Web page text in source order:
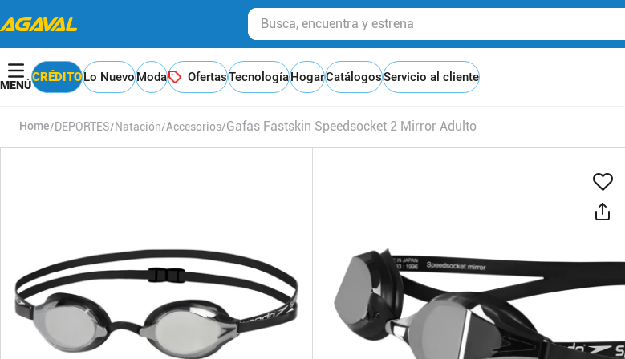
Busca, encuentra y estrena
CRÉDITOLo NuevoModa OfertasTecnologíaHogarCatálogosServicio al cliente
DEPORTES Natación Accesorios Gafas Fastskin Speedsocket 2 Mirror Adulto